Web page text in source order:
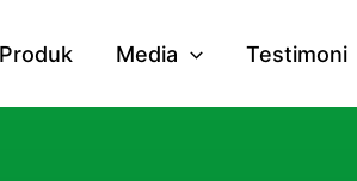
Produk Media Testimoni